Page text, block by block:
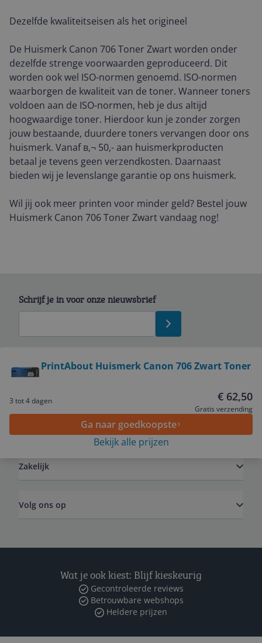
Dezelfde kwaliteitseisen als het origineel
De Huismerk Canon 706 Toner Zwart worden onder
dezelfde strenge voorwaarden geproduceerd. Dit
worden ook wel ISO-normen genoemd. ISO-normen
waarborgen de kwaliteit van de toner. Wanneer toners
voldoen aan de ISO-normen, heb je dus altijd
hoogwaardige toner. Hierdoor kun je zonder zorgen
jouw bestaande, duurdere toners vervangen door ons
huismerk. Vanaf в‚¬ 50,- aan huismerkproducten
betaal je tevens geen verzendkosten. Daarnaast
bieden wij je levenslange garantie op ons huismerk.
Wil jij ook meer printen voor minder geld? Bestel jouw
Huismerk Canon 706 Toner Zwart vandaag nog!
PrintAbout Huismerk Canon 706 Zwart Toner
3 tot 4 dagen € 62,50
Gratis verzending
Ga naar goedkoopste
Bekijk alle prijzen
Schrijf je in voor onze nieuwsbrief
Zakelijk
Volg ons op
Wat je ook kiest: Blijf kieskeurig
Gecontroleerde reviews
Betrouwbare webshops
Heldere prijzen